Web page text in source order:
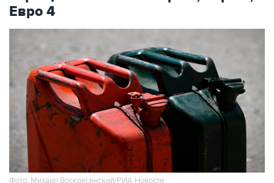
Фото: Михаил Воскресенский/РИА Новости
Москва. 5 августа. INTERFAX.RU -